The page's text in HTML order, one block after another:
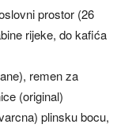
prostor (26
rijeke, do kafića
remen za
(original)
plinsku bocu,